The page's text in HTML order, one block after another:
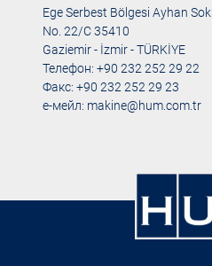
Ege Serbest Bölgesi Ayhan Sok.
No. 22/C 35410
Gaziemir - İzmir - TÜRKİYE
Телефон: +90 232 252 29 22
Факс: +90 232 252 29 23
е-мейл: makine@hum.com.tr